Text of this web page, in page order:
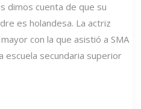
dimos cuenta de que su
es holandesa. La actriz
con la que asistió a SMA
escuela secundaria superior